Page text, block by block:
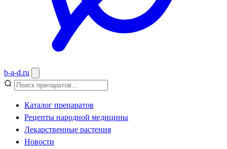
b-a-d.ru
Каталог препаратов
Рецепты народной медицины
Лекарственные растения
Новости